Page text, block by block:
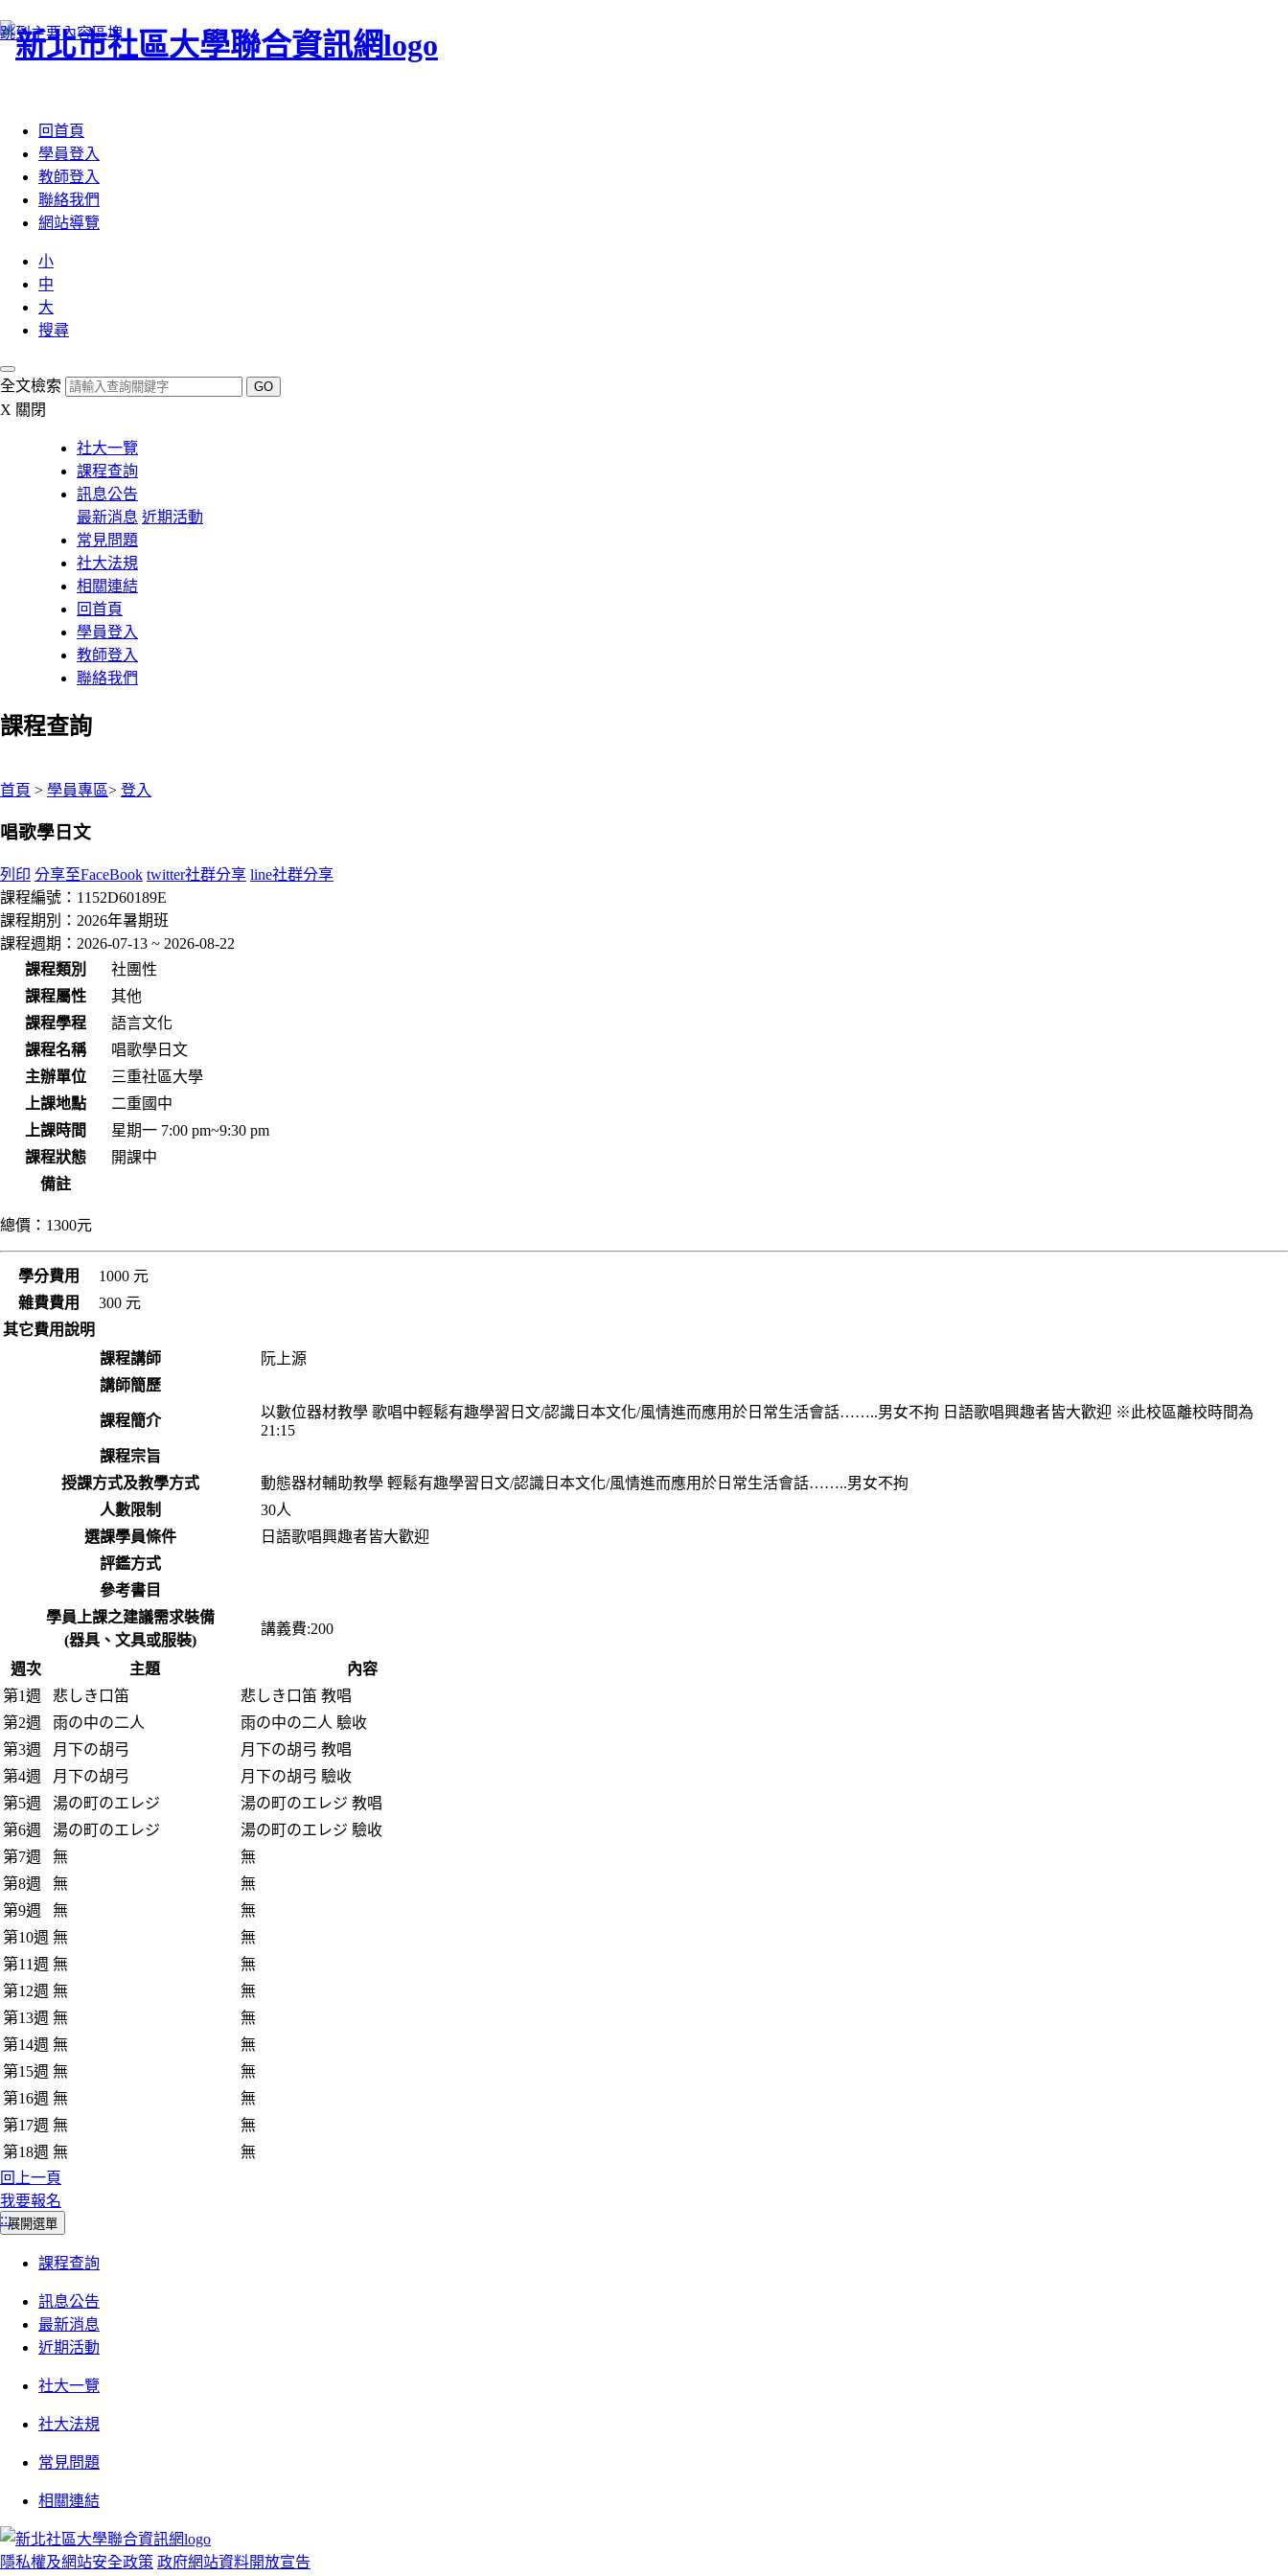
跳到主要內容區塊
回首頁
學員登入
教師登入
聯絡我們
網站導覽
小
中
大
搜尋
全文檢索 GO
X 關閉
社大一覽
課程查詢
訊息公告
最新消息 近期活動
常見問題
社大法規
相關連結
回首頁
學員登入
教師登入
聯絡我們
課程查詢
首頁 > 學員專區> 登入
唱歌學日文
列印 分享至FaceBook twitter社群分享 line社群分享
課程編號： 1152D60189E
課程期別： 2026年暑期班
課程週期： 2026-07-13 ~ 2026-08-22
課程類別
社團性
課程屬性
其他
課程學程
語言文化
課程名稱
唱歌學日文
主辦單位
三重社區大學
上課地點
二重國中
上課時間
星期一 7:00 pm~9:30 pm
課程狀態
開課中
備註
總價： 1300元
學分費用
1000 元
雜費費用
300 元
其它費用說明
課程講師
阮上源
講師簡歷
課程簡介
以數位器材教學 歌唱中輕鬆有趣學習日文/認識日本文化/風情進而應用於日常生活會話……..男女不拘 日語歌唱興趣者皆大歡迎 ※此校區離校時間為
21:15
課程宗旨
授課方式及教學方式
動態器材輔助教學 輕鬆有趣學習日文/認識日本文化/風情進而應用於日常生活會話……..男女不拘
人數限制
30人
選課學員條件
日語歌唱興趣者皆大歡迎
評鑑方式
參考書目
學員上課之建議需求裝備
(器具、文具或服裝)
講義費:200
週次 主題
內容
第1週
悲しき口笛
悲しき口笛 教唱
第2週
雨の中の二人
雨の中の二人 驗收
第3週
月下の胡弓
月下の胡弓 教唱
第4週
月下の胡弓
月下の胡弓 驗收
第5週
湯の町のエレジ
湯の町のエレジ 教唱
第6週
湯の町のエレジ
湯の町のエレジ 驗收
第7週
無
無
第8週
無
無
第9週
無
無
第10週 無
無
第11週 無
無
第12週 無
無
第13週 無
無
第14週 無
無
第15週 無
無
第16週 無
無
第17週 無
無
第18週 無
無
回上一頁
我要報名
:::展開選單
課程查詢
訊息公告
最新消息
近期活動
社大一覽
社大法規
常見問題
相關連結
隱私權及網站安全政策 政府網站資料開放宣告